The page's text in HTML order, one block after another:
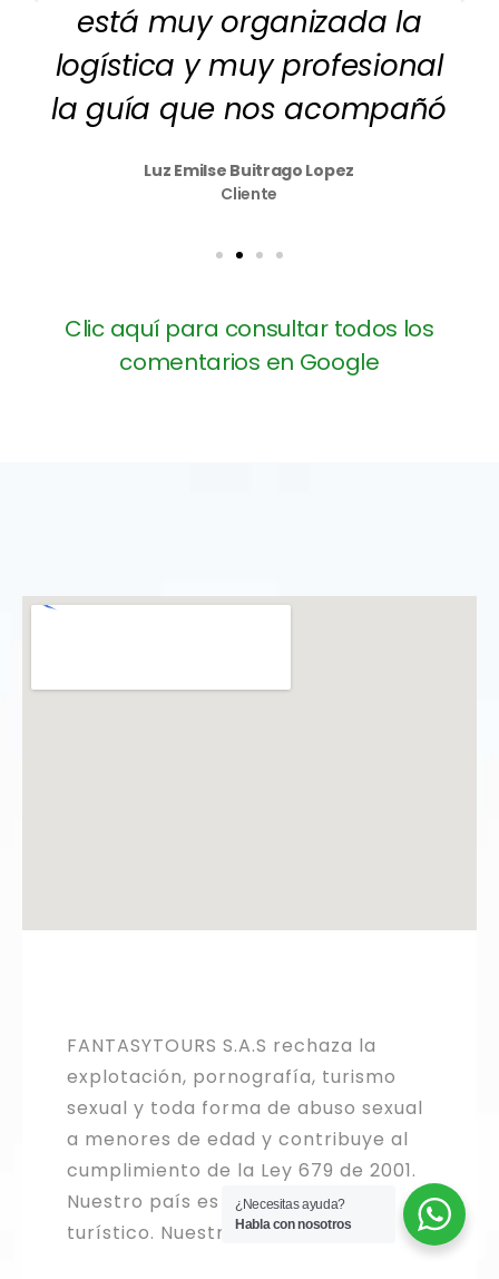
está muy organizada la
logística y muy profesional
la guía que nos acompañó
Luz Emilse Buitrago Lopez
Cliente
Clic aquí para consultar todos los
comentarios en Google
FANTASYTOURS S.A.S rechaza la
explotación, pornografía, turismo
sexual y toda forma de abuso sexual
a menores de edad y contribuye al
cumplimiento de la Ley 679 de 2001.
Nuestro país es un gran destino
turístico. Nuestros niños NO.
¿Necesitas ayuda?
Habla con nosotros